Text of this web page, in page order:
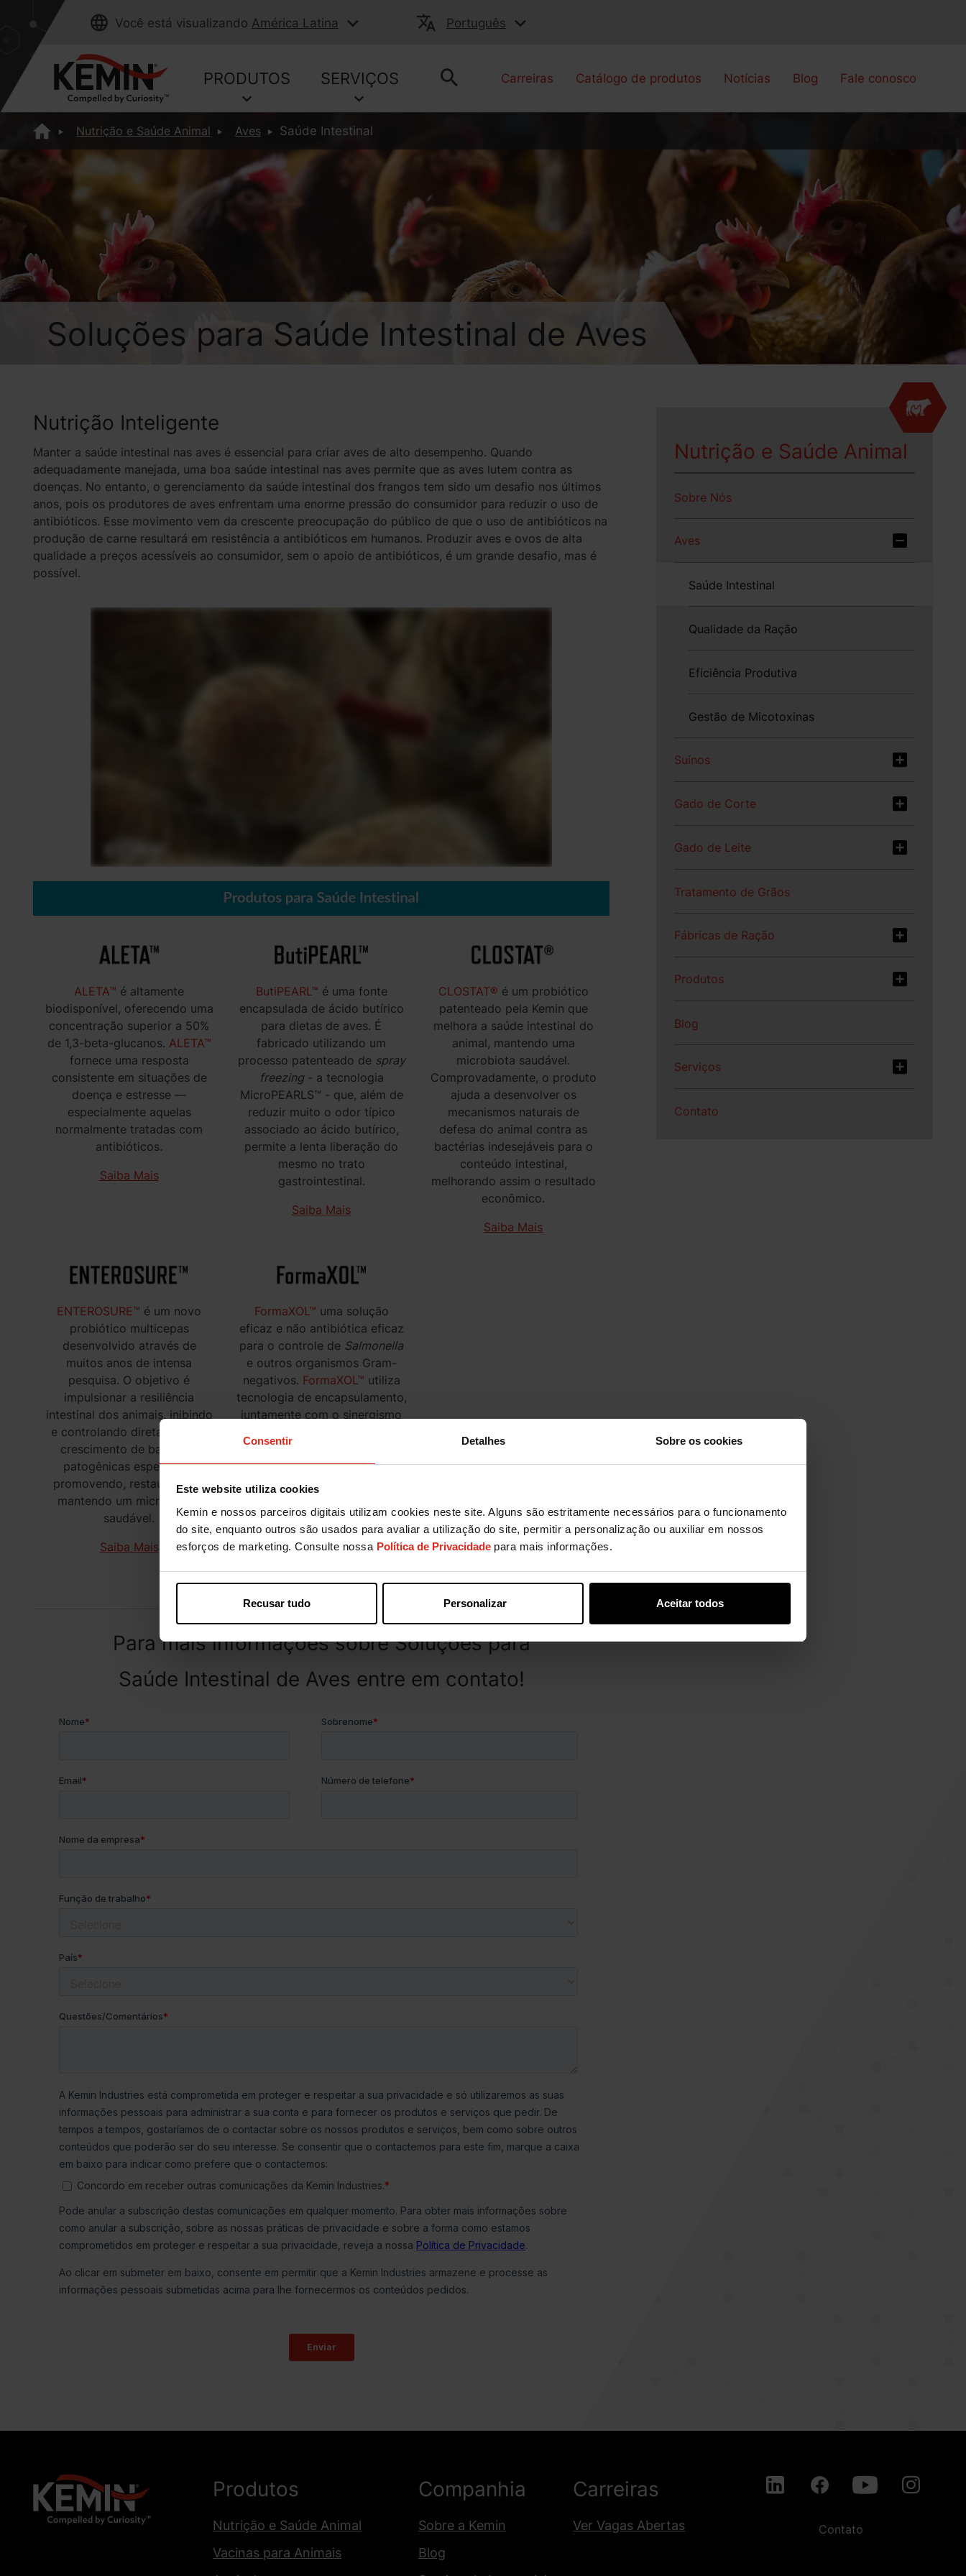
Consentir Detalhes Sobre os cookies
Este website utiliza cookies
Kemin e nossos parceiros digitais utilizam cookies neste site. Alguns são estritamente necessários para o funcionamento
do site, enquanto outros são usados para avaliar a utilização do site, permitir a personalização ou auxiliar em nossos
esforços de marketing. Consulte nossa Política de Privacidadepara mais informações.
Recusar tudo Personalizar Aceitar todos
Você está visualizando América Latina Português
PRODUTOS SERVIÇOS Carreiras Catálogo de produtos Notícias Blog Fale conosco
Nutrição e Saúde Animal Aves Saúde Intestinal
Soluções para Saúde Intestinal de Aves
Nutrição Inteligente
Manter a saúde intestinal nas aves é essencial para criar aves de alto desempenho. Quando
adequadamente manejada, uma boa saúde intestinal nas aves permite que as aves lutem contra as
doenças. No entanto, o gerenciamento da saúde intestinal dos frangos tem sido um desafio nos últimos
anos, pois os produtores de aves enfrentam uma enorme pressão do consumidor para reduzir o uso de
antibióticos. Esse movimento vem da crescente preocupação do público de que o uso de antibióticos na
produção de carne resultará em resistência a antibióticos em humanos. Produzir aves e ovos de alta
qualidade a preços acessíveis ao consumidor, sem o apoio de antibióticos, é um grande desafio, mas é
possível.
ALETA™ é altamente
biodisponível, oferecendo uma
concentração superior a 50%
de 1,3-beta-glucanos. ALETA™
fornece uma resposta
consistente em situações de
doença e estresse —
especialmente aquelas
normalmente tratadas com
antibióticos.
Saiba Mais
ButiPEARL™ é uma fonte
encapsulada de ácido butírico
para dietas de aves. É
fabricado utilizando um
processo patenteado de spray
freezing- a tecnologia
MicroPEARLS™ - que, além de
reduzir muito o odor típico
associado ao ácido butírico,
permite a lenta liberação do
mesmo no trato
gastrointestinal.
Saiba Mais
CLOSTAT® é um probiótico
patenteado pela Kemin que
melhora a saúde intestinal do
animal, mantendo uma
microbiota saudável.
Comprovadamente, o produto
ajuda a desenvolver os
mecanismos naturais de
defesa do animal contra as
bactérias indesejáveis para o
conteúdo intestinal,
melhorando assim o resultado
econômico.
Saiba Mais
ENTEROSURE™ é um novo
probiótico multicepas
desenvolvido através de
muitos anos de intensa
pesquisa. O objetivo é
impulsionar a resiliência
intestinal dos animais, inibindo
e controlando diretamente o
crescimento de bactérias
patogênicas específicas
promovendo, restaurando e
mantendo um microbioma
saudável.
Saiba Mais
FormaXOL™ uma solução
eficaz e não antibiótica eficaz
para o controle de Salmonella
e outros organismos Gram-
negativos. FormaXOL™ utiliza
tecnologia de encapsulamento,
juntamente com o sinergismo
– óleos essenciais e ácidos
orgânicos – para incapacitar
bactérias Gram-negativas
Saiba Mais
Para mais informações sobre Soluções para
Saúde Intestinal de Aves entre em contato!
Nutrição e Saúde Animal
Sobre Nós
Aves
Saúde Intestinal
Qualidade da Ração
Eficiência Produtiva
Gestão de Micotoxinas
Suínos
Gado de Corte
Gado de Leite
Tratamento de Grãos
Fábricas de Ração
Produtos
Blog
Serviços
Contato
Produtos
Nutrição e Saúde Animal
Vacinas para Animais
Companhia
Sobre a Kemin
Blog
Carreiras
Ver Vagas Abertas Contato